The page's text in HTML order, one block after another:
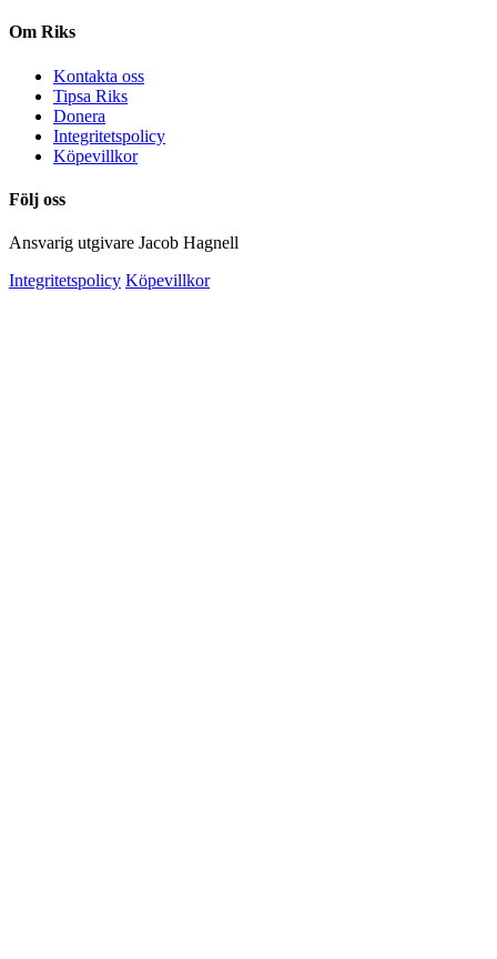
Om Riks
Kontakta oss
Tipsa Riks
Donera
Integritetspolicy
Köpevillkor
Följ oss
Ansvarig utgivare Jacob Hagnell
Integritetspolicy Köpevillkor